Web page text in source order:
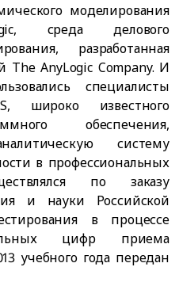
моделирования
среда делового
разработанная
The AnyLogic Company. И
специалисты
широко известного
обеспечения,
систему
в профессиональных
по заказу
и науки Российской
в процессе
цифр приема
учебного года передан